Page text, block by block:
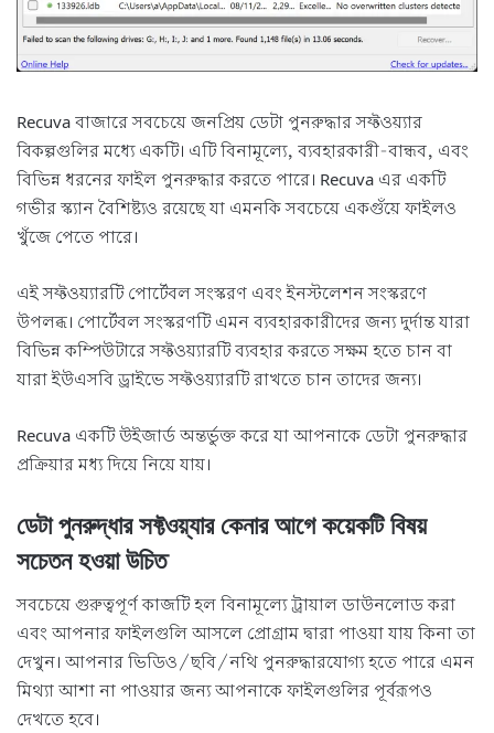
Recuva বাজারে সবচেয়ে জনপ্রিয় ডেটা পুনরুদ্ধার সফ্টওয়্যার
বিকল্পগুলির মধ্যে একটি। এটি বিনামূল্যে, ব্যবহারকারী-বান্ধব, এবং
বিভিন্ন ধরনের ফাইল পুনরুদ্ধার করতে পারে। Recuva এর একটি
গভীর স্ক্যান বৈশিষ্ট্যও রয়েছে যা এমনকি সবচেয়ে একগুঁয়ে ফাইলও
খুঁজে পেতে পারে।
এই সফ্টওয়্যারটি পোর্টেবল সংস্করণ এবং ইনস্টলেশন সংস্করণে
উপলব্ধ। পোর্টেবল সংস্করণটি এমন ব্যবহারকারীদের জন্য দুর্দান্ত যারা
বিভিন্ন কম্পিউটারে সফ্টওয়্যারটি ব্যবহার করতে সক্ষম হতে চান বা
যারা ইউএসবি ড্রাইভে সফ্টওয়্যারটি রাখতে চান তাদের জন্য।
Recuva একটি উইজার্ড অন্তর্ভুক্ত করে যা আপনাকে ডেটা পুনরুদ্ধার
প্রক্রিয়ার মধ্য দিয়ে নিয়ে যায়।
ডেটা পুনরুদ্ধার সফ্টওয়্যার কেনার আগে কয়েকটি বিষয়
সচেতন হওয়া উচিত
সবচেয়ে গুরুত্বপূর্ণ কাজটি হল বিনামূল্যে ট্রায়াল ডাউনলোড করা
এবং আপনার ফাইলগুলি আসলে প্রোগ্রাম দ্বারা পাওয়া যায় কিনা তা
দেখুন। আপনার ভিডিও/ছবি/নথি পুনরুদ্ধারযোগ্য হতে পারে এমন
মিথ্যা আশা না পাওয়ার জন্য আপনাকে ফাইলগুলির পূর্বরূপও
দেখতে হবে।